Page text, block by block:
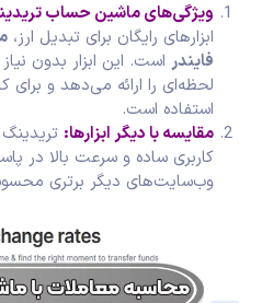
ویژگی‌های ماشین حساب
ابزارهای رایگان برای تبدیل ارز،
فایندر است. این ابزار بدون
لحظه‌ای را ارائه می‌دهد و برای
استفاده است.
مقایسه با دیگر ابزارها: تریدینگ
کاربری ساده و سرعت بالا در
وب‌سایت‌های دیگر برتری